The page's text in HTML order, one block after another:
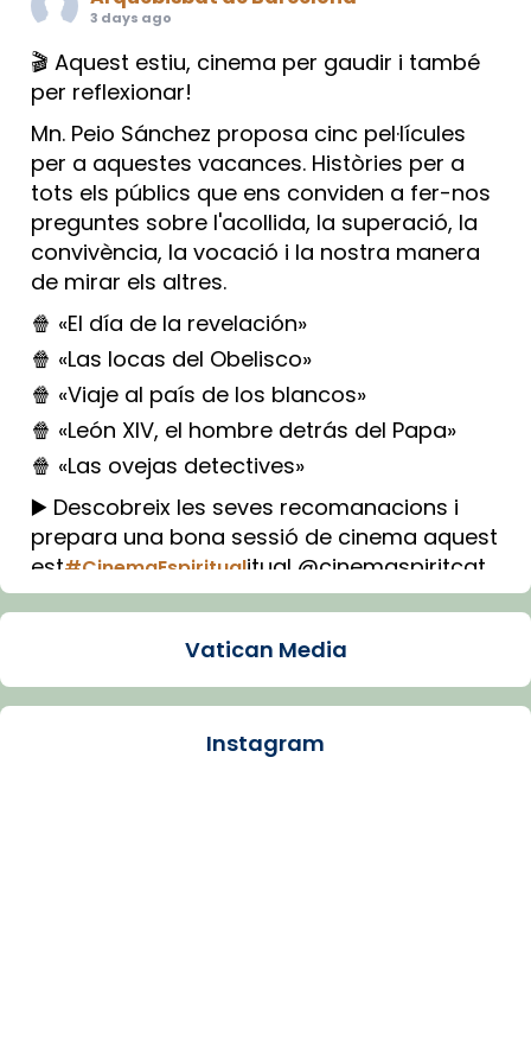
3 days ago
🎬 Aquest estiu, cinema per gaudir i també
per reflexionar!
Mn. Peio Sánchez proposa cinc pel·lícules
per a aquestes vacances. Històries per a
tots els públics que ens conviden a fer-nos
preguntes sobre l'acollida, la superació, la
convivència, la vocació i la nostra manera
de mirar els altres.
🍿 «El día de la revelación»
🍿 «Las locas del Obelisco»
🍿 «Viaje al país de los blancos»
🍿 «León XIV, el hombre detrás del Papa»
🍿 «Las ovejas detectives»
▶️ Descobreix les seves recomanacions i
prepara una bona sessió de cinema aquest
est#CinemaEspiritualitual @cinemaspiritcat
Imatge: Generada amb IA (OpenAI)
Arquebisbat de Barcelona
Vatican Media
Instagram